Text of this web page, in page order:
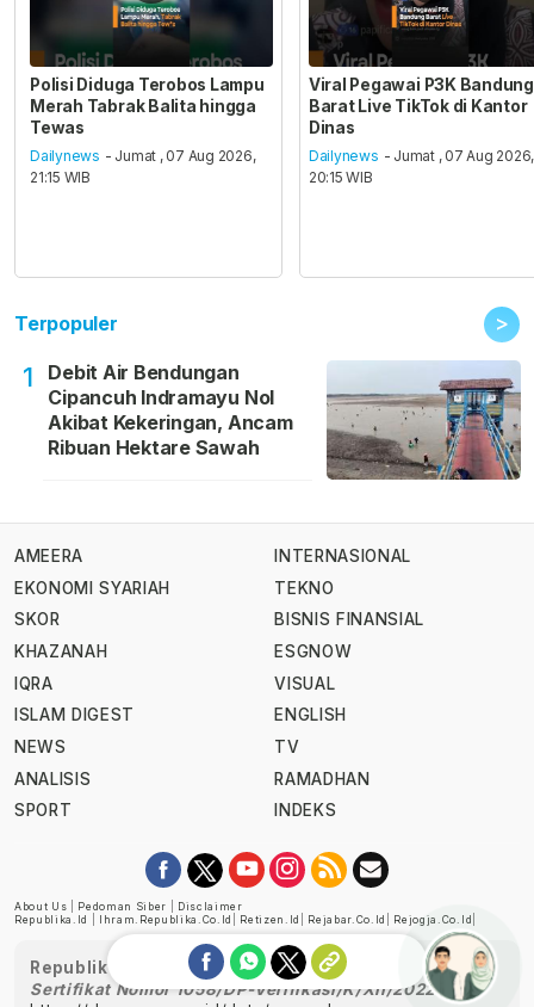
Polisi Diduga Terobos Lampu
Merah Tabrak Balita hingga
Tewas
Dailynews - Jumat , 07 Aug 2026,
21:15 WIB
Viral Pegawai P3K Bandung
Barat Live TikTok di Kantor
Dinas
Dailynews - Jumat , 07 Aug 2026,
20:15 WIB
Terpopuler >
1
Debit Air Bendungan
Cipancuh Indramayu Nol
Akibat Kekeringan, Ancam
Ribuan Hektare Sawah
AMEERA
EKONOMI SYARIAH
SKOR
KHAZANAH
IQRA
ISLAM DIGEST
NEWS
ANALISIS
SPORT
INTERNASIONAL
TEKNO
BISNIS FINANSIAL
ESGNOW
VISUAL
ENGLISH
TV
RAMADHAN
INDEKS
About Us Pedoman Siber
Disclaimer
Republika.id
Ihram.republika.co.id Retizen.id Rejabar.co.id Rejogja.co.id
Republika telah diverifikasi oleh Dewan Pers
Sertifikat Nomor 1058/DP-Verifikasi/K/XII/2022